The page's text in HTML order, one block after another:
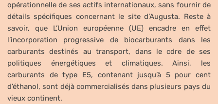
opérationnelle de ses actifs internationaux, sans fournir de
détails spécifiques concernant le site d’Augusta. Reste à
savoir, que L’Union européenne (UE) encadre en effet
l’incorporation progressive de biocarburants dans les
carburants destinés au transport, dans le cdre de ses
politiques énergétiques et climatiques. Ainsi, les
carburants de type E5, contenant jusqu’à 5 pour cent
d’éthanol, sont déjà commercialisés dans plusieurs pays du
vieux continent.